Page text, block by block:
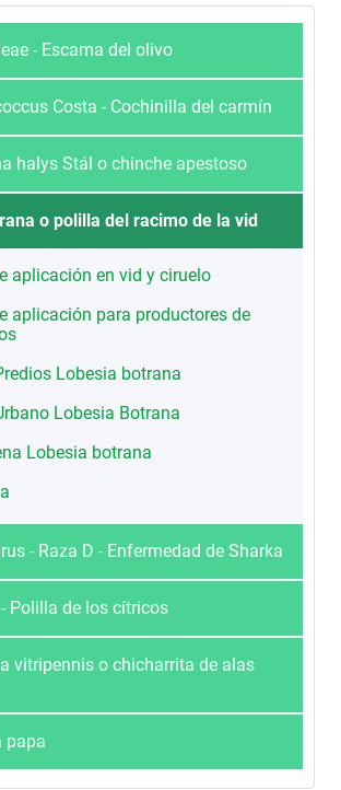
- Escama del olivo
Costa - Cochinilla del carmín
halys Stál o chinche apestoso
o polilla del racimo de la vid
aplicación en vid y ciruelo
aplicación para productores de
Lobesia botrana
Lobesia Botrana
Lobesia botrana
- Raza D - Enfermedad de Sharka
Polilla de los cítricos
vitripennis o chicharrita de alas
papa